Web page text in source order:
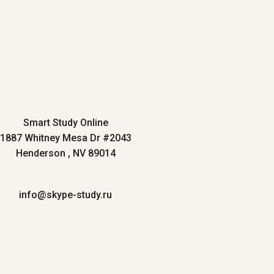
Smart Study Online
1887 Whitney Mesa Dr #2043
Henderson , NV 89014
info@skype-study.ru